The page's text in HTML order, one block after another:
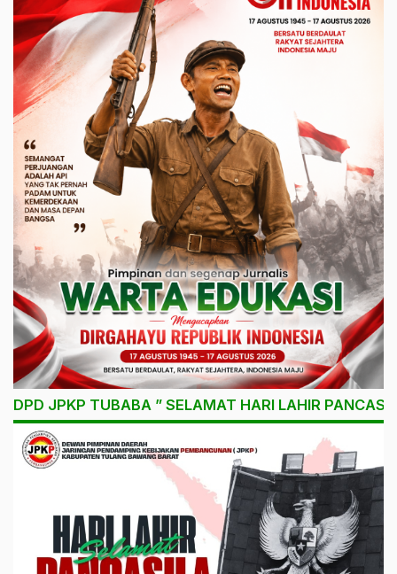
DPD JPKP TUBABA ” SELAMAT HARI LAHIR